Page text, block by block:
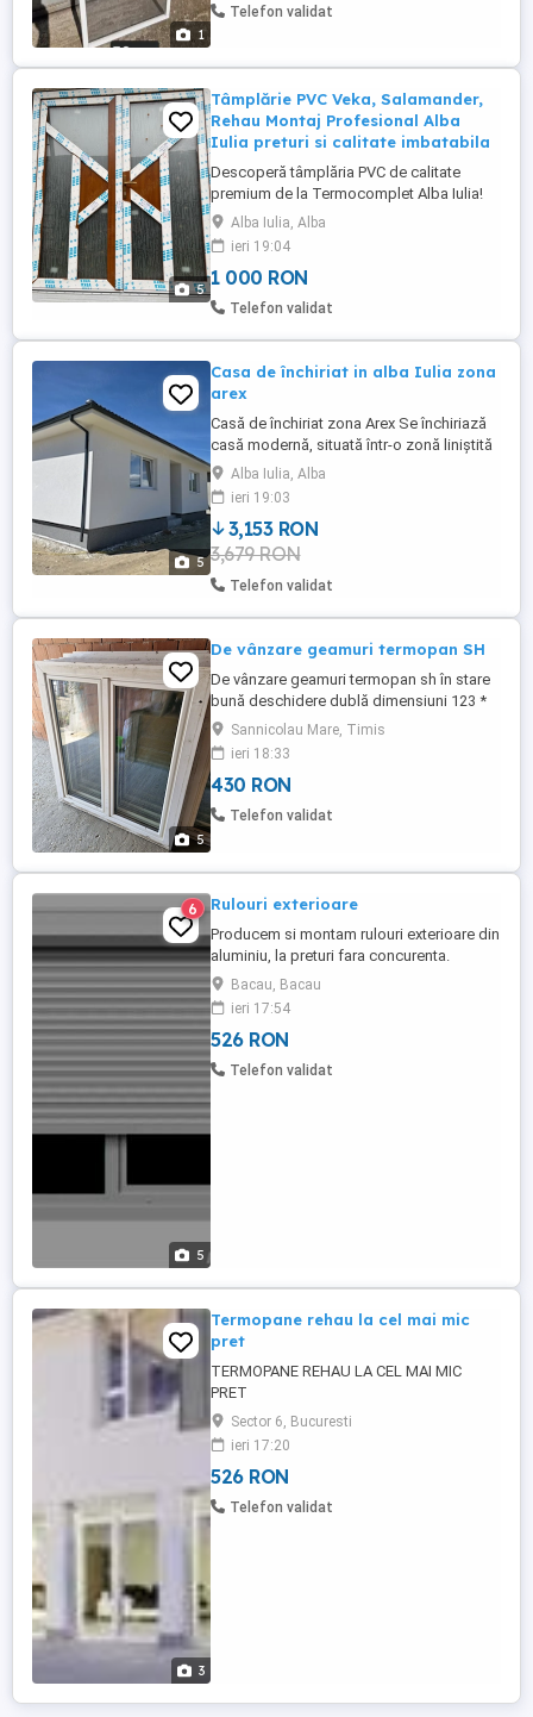
1
Telefon validat
5
Tâmplărie PVC Veka, Salamander,
Rehau Montaj Profesional Alba
Iulia preturi si calitate imbatabila
Descoperă tâmplăria PVC de calitate
premium de la Termocomplet Alba Iulia!
Oferim ferestre și uși PVC de la cele mai
apreciate branduri: Veka, Salamander,
Rehau, ideale pentru orice locuință sau
apartament. Serviciile noastre includ:
Montaj profesional de tâmplărie PVC în
Alba Iulia, Alba
ieri 19:04
1 000 RON
Telefon validat
5
Casa de închiriat in alba Iulia zona
arex
Casă de închiriat zona Arex Se închiriază
casă modernă, situată într-o zonă liniștită
din Arex, ideală pentru o familie sau pentru
cei care caută confort și intimitate.
Compartimentare: 3 dormitoare 2 băi
Living spațios cu bucătărie open-space
Terasa Loc de parcare Casa este bine
compartimentată, ...
Alba Iulia, Alba
ieri 19:03
3,153 RON
3,679 RON
Telefon validat
5
De vânzare geamuri termopan SH
De vânzare geamuri termopan sh în stare
bună deschidere dublă dimensiuni 123 *
110 21 de bucăți preț 430 RON bucata
telefon
Sannicolau Mare, Timis
ieri 18:33
430 RON
Telefon validat
5
6 Rulouri exterioare
Producem si montam rulouri exterioare din
aluminiu, la preturi fara concurenta.
Bacau, Bacau
ieri 17:54
526 RON
Telefon validat
3
Termopane rehau la cel mai mic
pret
TERMOPANE REHAU LA CEL MAI MIC
PRET
Sector 6, Bucuresti
ieri 17:20
526 RON
Telefon validat